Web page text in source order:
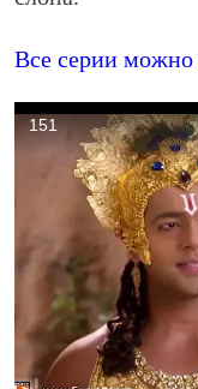
Все серии можно